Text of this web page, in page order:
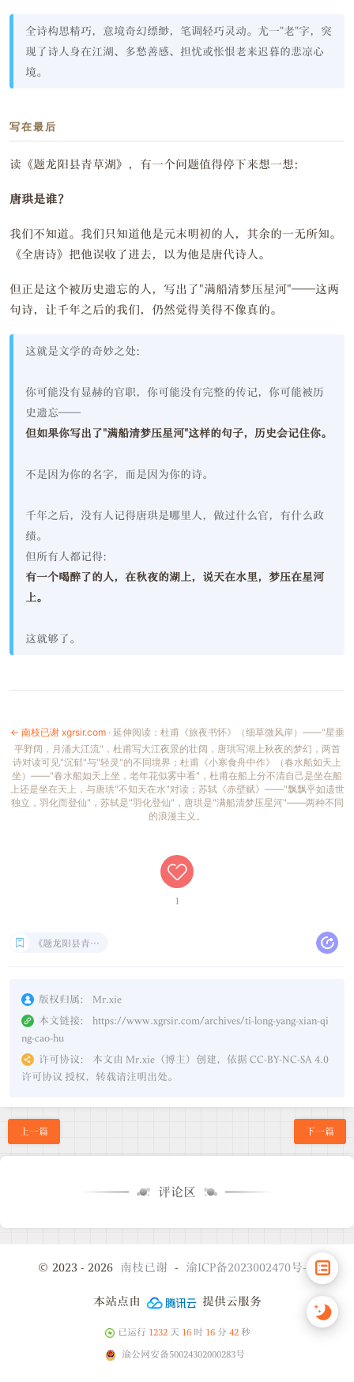
全诗构思精巧，意境奇幻缥缈，笔调轻巧灵动。尤一"老"字，突
现了诗人身在江湖、多愁善感、担忧或怅恨老来迟暮的悲凉心
境。
写在最后
读《题龙阳县青草湖》，有一个问题值得停下来想一想：
唐珙是谁？
我们不知道。我们只知道他是元末明初的人，其余的一无所知。
《全唐诗》把他误收了进去，以为他是唐代诗人。
但正是这个被历史遗忘的人，写出了"满船清梦压星河"——这两
句诗，让千年之后的我们，仍然觉得美得不像真的。
这就是文学的奇妙之处：
你可能没有显赫的官职，你可能没有完整的传记，你可能被历
史遗忘——
但如果你写出了"满船清梦压星河"这样的句子，历史会记住你。
不是因为你的名字，而是因为你的诗。
千年之后，没有人记得唐珙是哪里人，做过什么官，有什么政
绩。
但所有人都记得：
有一个喝醉了的人，在秋夜的湖上，说天在水里，梦压在星河
上。
这就够了。
← 南枝已谢 xgrsir.com· 延伸阅读：杜甫《旅夜书怀》（细草微风岸）——"星垂
平野阔，月涌大江流"，杜甫写大江夜景的壮阔，唐珙写湖上秋夜的梦幻，两首
诗对读可见"沉郁"与"轻灵"的不同境界；杜甫《小寒食舟中作》（春水船如天上
坐）——"春水船如天上坐，老年花似雾中看"，杜甫在船上分不清自己是坐在船
上还是坐在天上，与唐珙"不知天在水"对读；苏轼《赤壁赋》——"飘飘乎如遗世
独立，羽化而登仙"，苏轼是"羽化登仙"，唐珙是"满船清梦压星河"——两种不同
的浪漫主义。
1
《题龙阳县青草湖》 元·唐珙
版权归属：
Mr.xie
本文链接：
https://www.xgrsir.com/archives/ti-long-yang-xian-qi
ng-cao-hu
许可协议：
本文由 Mr.xie（博主）创建，依据 CC-BY-NC-SA 4.0
许可协议 授权，转载请注明出处。
上一篇 下一篇
评论区
© 2023 - 2026 南枝已谢 - 渝ICP备2023002470号-2
本站点由 提供云服务
已运行 1232天 16时 16分 42秒
渝公网安备50024302000283号